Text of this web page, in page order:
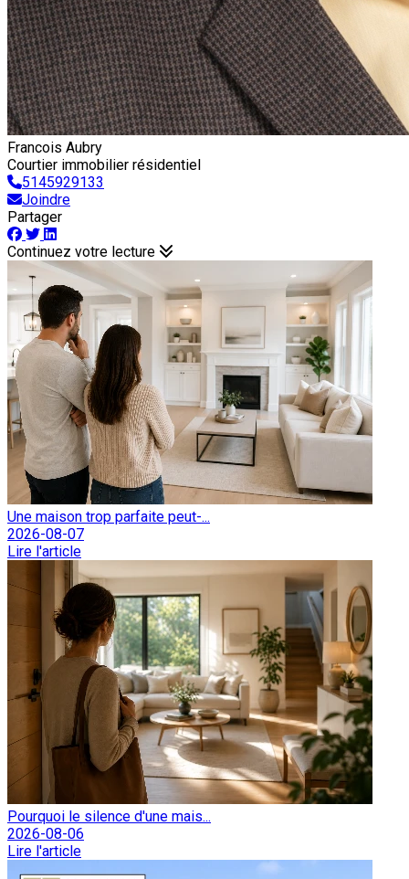
Francois Aubry
Courtier immobilier résidentiel
5145929133
Joindre
Partager
Continuez votre lecture
Une maison trop parfaite peut-...
2026-08-07
Lire l'article
Pourquoi le silence d'une mais...
2026-08-06
Lire l'article